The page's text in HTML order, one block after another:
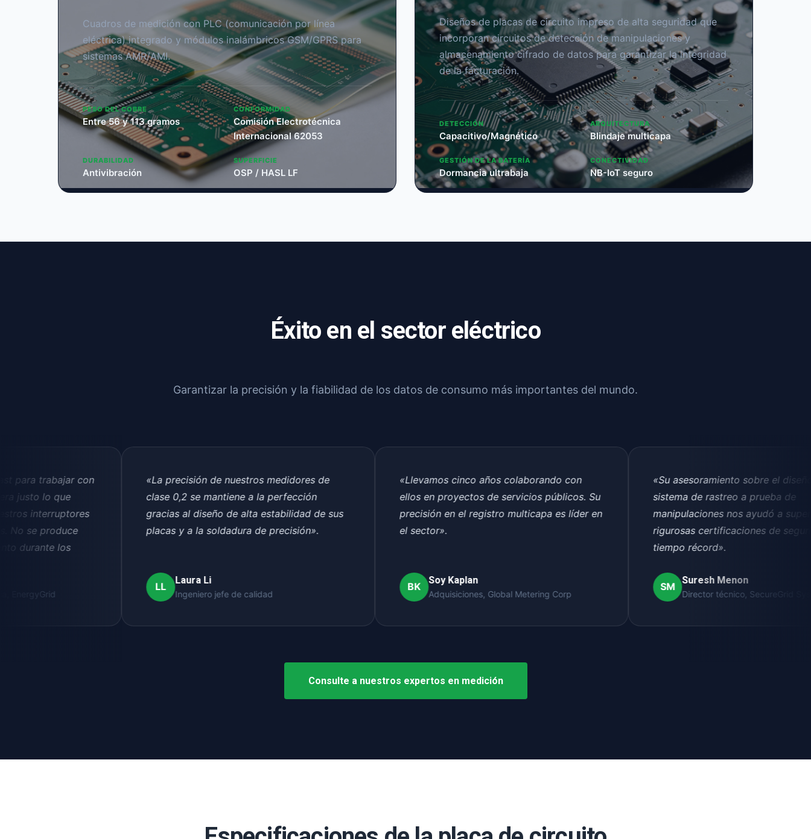
Cuadros de medición con PLC (comunicación por línea
eléctrica) integrado y módulos inalámbricos GSM/GPRS para
sistemas AMR/AMI.
PESO DEL COBRE
Entre 56 y 113 gramos
CONFORMIDAD
Comisión Electrotécnica
Internacional 62053
DURABILIDAD
Antivibración
SUPERFICIE
OSP / HASL LF
Diseños de placas de circuito impreso de alta seguridad que
incorporan circuitos de detección de manipulaciones y
almacenamiento cifrado de datos para garantizar la integridad
de la facturación.
DETECCIÓN
Capacitivo/Magnético
ARQUITECTURA
Blindaje multicapa
GESTIÓN DE LA BATERÍA
Dormancia ultrabaja
CONECTIVIDAD
NB-IoT seguro
Éxito en el sector eléctrico
Garantizar la precisión y la fiabilidad de los datos de consumo más importantes del mundo.
con
lo que
los
«La precisión de nuestros medidores de
clase 0,2 se mantiene a la perfección
gracias al diseño de alta estabilidad de sus
placas y a la soldadura de precisión».
Laura Li
Ingeniero jefe de calidad
«Llevamos cinco años colaborando con
ellos en proyectos de servicios públicos. Su
precisión en el registro multicapa es líder en
el sector».
Soy Kaplan
Adquisiciones, Global Metering Corp
«Su asesoramiento sobre el diseño de un
sistema de rastreo a prueba de
manipulaciones nos ayudó a superar
rigurosas certificaciones de seguridad en
tiempo récord».
Suresh Menon
Director técnico, SecureGrid Systems
Consulte a nuestros expertos en medición